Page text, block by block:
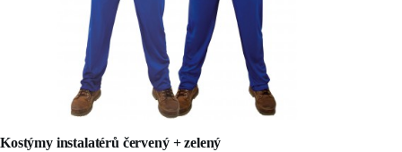
Kostýmy instalatérů červený + zelený